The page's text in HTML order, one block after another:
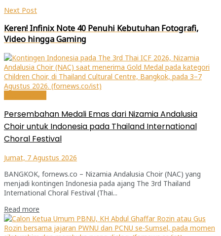
Next Post
Keren! Infinix Note 40 Penuhi Kebutuhan Fotografi,
Video hingga Gaming
Persembahan Medali Emas dari Nizamia Andalusia
Choir untuk Indonesia pada Thailand International
Choral Festival
Jumat, 7 Agustus 2026
BANGKOK, fornews.co – Nizamia Andalusia Choir (NAC) yang
menjadi kontingen Indonesia pada ajang The 3rd Thailand
International Choral Festival (Thai...
Read more